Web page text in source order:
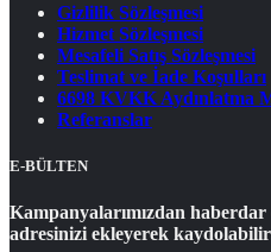
Gizlilik Sözleşmesi
Hizmet Sözleşmesi
Mesafeli Satış Sözleşmesi
Teslimat ve İade Koşulları
6698 KVKK Aydınlatma
Referanslar
E-BÜLTEN
Kampanyalarımızdan
adresinizi ekleyerek